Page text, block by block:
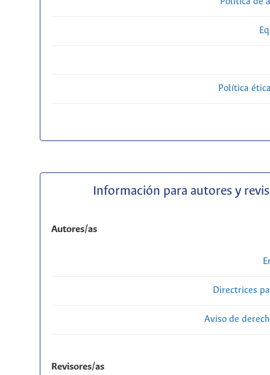
Política
Información para autores y
Autores/as
Directrices
Aviso de
Revisores/as